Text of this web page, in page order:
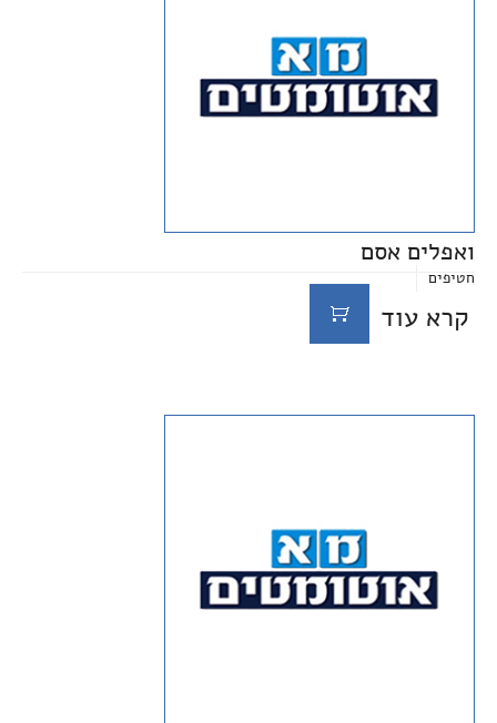
ואפלים אסם
חטיפים
קרא עוד